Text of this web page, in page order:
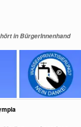
in BürgerInnenhand